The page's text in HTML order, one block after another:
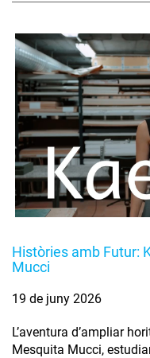
Històries amb Futur:
Mucci
19 de juny 2026
L’aventura d’ampliar
Mesquita Mucci,